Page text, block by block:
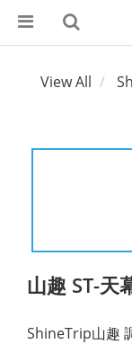
View All
山趣 ST-天
ShineTrip山趣